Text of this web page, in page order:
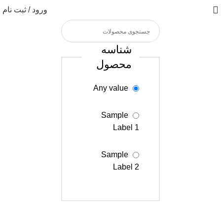
ورود / ثبت نام
شناسه
محصول
Sample
Label 1
Sample
Label 2